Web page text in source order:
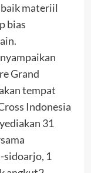
materiil
bias
Grand
tempat
Indonesia
31
sidoarjo, 1